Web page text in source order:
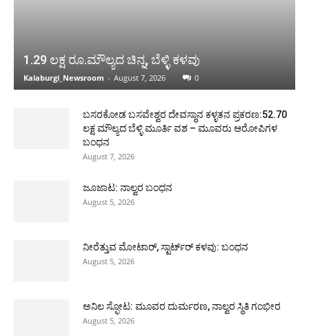
1.29 ಲಕ್ಷ ರೂ.ಮೌಲ್ಯದ ಚಿನ್ನ, ಬೆಳ್ಳಿ ಕಳವು
Kalaburgi_Newsroom - August 7, 2026 0
ಬಸರಕೋಡ ಬಸವೇಶ್ವರ ದೇವಸ್ಥಾನ ಕಳ್ಳತನ ಪ್ರಕರಣ:52.70
ಲಕ್ಷ ಮೌಲ್ಯದ ಬೆಳ್ಳಿ ಮೂರ್ತಿ ವಶ – ಮೂವರು ಆರೋಪಿಗಳ
ಬಂಧನ
August 7, 2026
ಜೂಜಾಟ: ನಾಲ್ವರ ಬಂಧನ
August 5, 2026
ನೀರೆತ್ತುವ ಮೋಟಾರ್, ಸ್ಟಾರ್ಟ್‍ರ್ ಕಳವು: ಬಂಧನ
August 5, 2026
ಅನಿಲ ಸ್ಫೋಟ: ಮೂವರ ದುರ್ಮರಣ, ನಾಲ್ವರ ಸ್ಥಿತಿ ಗಂಭೀರ
August 5, 2026